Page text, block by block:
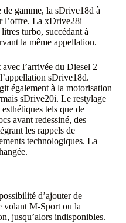
de gamme, la sDrive18d à
l’offre. La xDrive28i
turbo, succédant à
la même appellation.
l’arrivée du Diesel 2
sDrive18d.
également à la motorisation
sDrive20i. Le restylage
tels que de
avant redessiné, des
les rappels de
technologiques. La
d’ajouter de
volant M-Sport ou la
jusqu’alors indisponibles.